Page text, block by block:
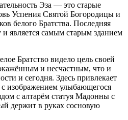
Эза — это старые
Успения Святой Богородицы и
белого Братства. Последняя
и является самым старым зданием
Братство видело цель своей
и несчастным, что и
и сегодня. Здесь привлекает
изображением улыбающегося
с алтарём статуя Мадонны с
держит в руках сосновую